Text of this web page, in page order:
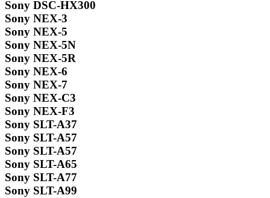
Sony DSC-HX300
Sony NEX-3
Sony NEX-5
Sony NEX-5N
Sony NEX-5R
Sony NEX-6
Sony NEX-7
Sony NEX-C3
Sony NEX-F3
Sony SLT-A37
Sony SLT-A57
Sony SLT-A57
Sony SLT-A65
Sony SLT-A77
Sony SLT-A99